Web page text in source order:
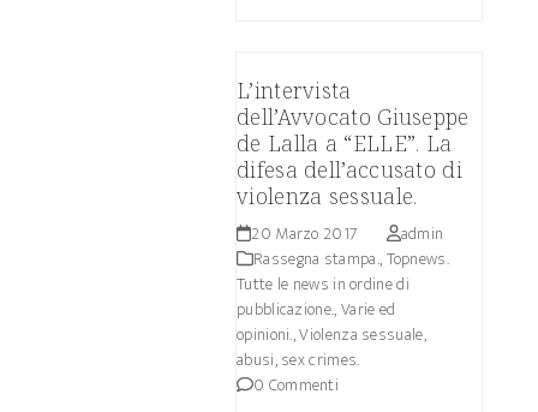
L’intervista
dell’Avvocato Giuseppe
de Lalla a “ELLE”. La
difesa dell’accusato di
violenza sessuale.
20 Marzo 2017
admin
Rassegna stampa.,Topnews.
Tutte le news in ordine di
pubblicazione.,Varie ed
opinioni.,Violenza sessuale,
abusi, sex crimes.
0 Commenti